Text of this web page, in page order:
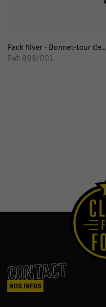
Pack hiver - Bonnet-tour de...
Ref: 608/001
CONTACT
NOS INFOS